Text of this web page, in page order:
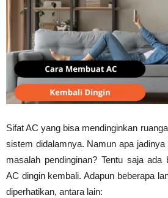
Sifat AC yang bisa mendinginkan
sistem didalamnya. Namun apa jadinya
masalah pendinginan? Tentu saja
AC dingin kembali. Adapun beberapa
diperhatikan, antara lain: